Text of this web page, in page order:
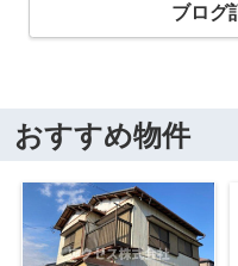
ブログ
おすすめ物件